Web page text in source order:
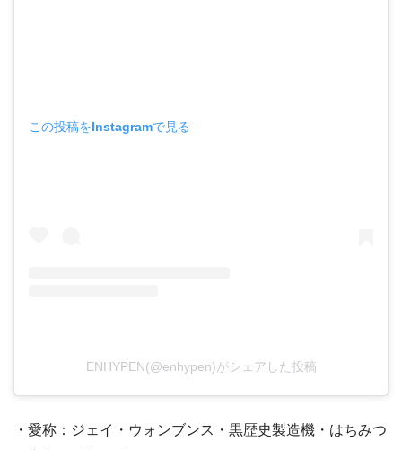
この投稿をInstagramで見る
ENHYPEN(@enhypen)がシェアした投稿
・愛称：ジェイ・ウォンブンス・黒歴史製造機・はちみつ